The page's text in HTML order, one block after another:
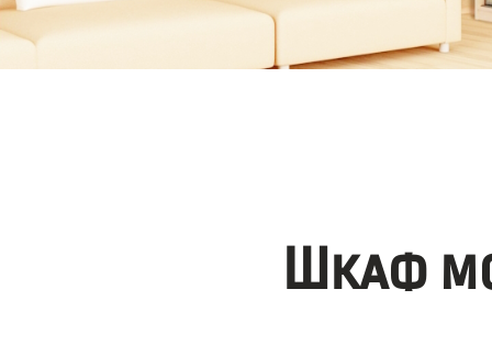
Шкаф